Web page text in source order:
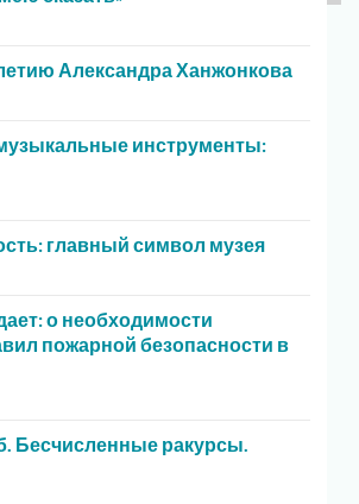
Александра Ханжонкова
инструменты:
главный символ музея
о необходимости
пожарной безопасности в
Бесчисленные ракурсы.